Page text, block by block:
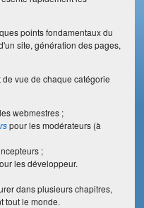
points fondamentaux du
site, génération des pages,
vue de chaque catégorie
webmestres ;
pour les modérateurs (à
;
les développeur.
dans plusieurs chapitres,
tout le monde.